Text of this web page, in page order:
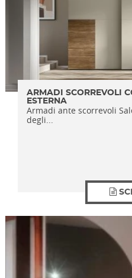
ARMADI SCORREVOLI
ESTERNA
Armadi ante scorrevoli
degli...